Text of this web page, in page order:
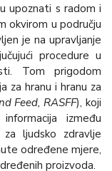
upoznati s radom i
okvirom u području
je na upravljanje
procedure u
Tom prigodom
za hranu i hranu za
Feed, RASFF), koji
između
ljudsko zdravlje
određene mjere,
proizvoda.